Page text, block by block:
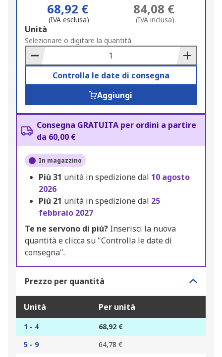
68,92 €
(IVA esclusa)
84,08 €
(IVA inclusa)
Add
to
Basket
Unità
Selezionare o digitare la quantità
Controlla le date di consegna
Aggiungi
Consegna GRATUITA per ordini a partire
da 60,00 €
In magazzino
Più 31 unità in spedizione dal 10 agosto
2026
Più 21 unità in spedizione dal 25
febbraio 2027
Te ne servono di più? Inserisci la nuova
quantità e clicca su "Controlla le date di
consegna".
Prezzo per quantità
Unità Per unità
1 - 4
68,92 €
5 - 9
64,78 €